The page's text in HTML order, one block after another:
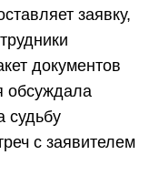
заявку,
документов
обсуждала
судьбу
с заявителем